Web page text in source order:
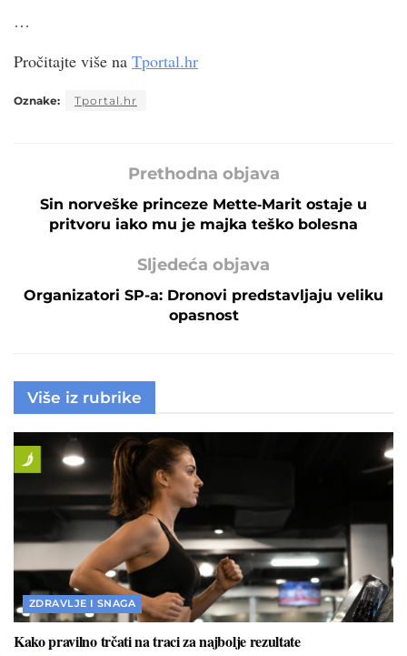
…
Pročitajte više na Tportal.hr
Oznake: Tportal.hr
Prethodna objava
Sin norveške princeze Mette‑Marit ostaje u
pritvoru iako mu je majka teško bolesna
Sljedeća objava
Organizatori SP-a: Dronovi predstavljaju veliku
opasnost
Više iz rubrike
ZDRAVLJE I SNAGA
Kako pravilno trčati na traci za najbolje rezultate